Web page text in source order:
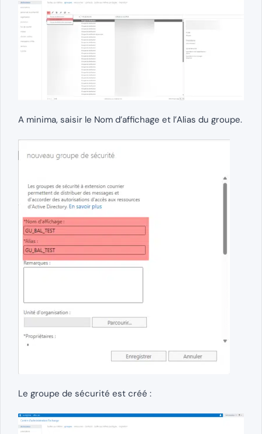
A minima, saisir le Nom d’affichage et l’Alias du groupe.
Le groupe de sécurité est créé :